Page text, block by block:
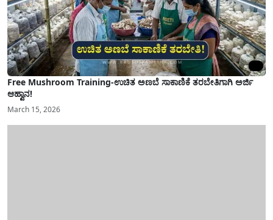
Free Mushroom Training-ಉಚಿತ ಅಣಬೆ ಸಾಕಾಣಿಕೆ ತರಬೇತಿಗಾಗಿ ಅರ್ಜಿ
ಆಹ್ವಾನ!
March 15, 2026